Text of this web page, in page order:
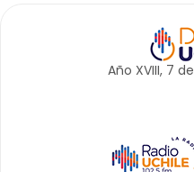
Año XVIII, 7 de